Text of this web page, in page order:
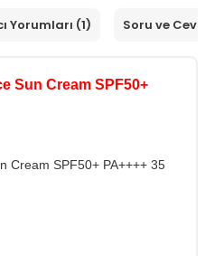
Yorumları (1) Soru ve
Sun Cream SPF50+
Cream SPF50+ PA++++ 35